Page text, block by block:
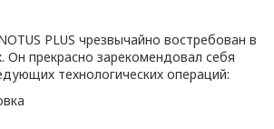
PLUS чрезвычайно востребован в
Он прекрасно зарекомендовал себя
технологических операций: